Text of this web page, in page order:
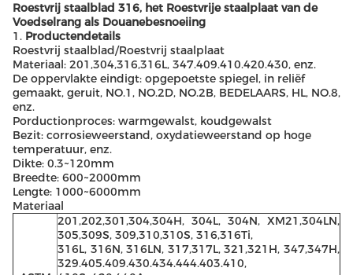
Roestvrij staalblad 316, het Roestvrije staalplaat van de
Voedselrang als Douanebesnoeiing
1. Productendetails
Roestvrij staalblad/Roestvrij staalplaat
Materiaal: 201,304,316,316L, 347.409.410.420.430, enz.
De oppervlakte eindigt: opgepoetste spiegel, in reliëf
gemaakt, geruit, NO.1, NO.2D, NO.2B, BEDELAARS, HL, NO.8,
enz.
Porductionproces: warmgewalst, koudgewalst
Bezit: corrosieweerstand, oxydatieweerstand op hoge
temperatuur, enz.
Dikte: 0.3~120mm
Breedte: 600~2000mm
Lengte: 1000~6000mm
Materiaal
201,202,301,304,304H, 304L, 304N, XM21,304LN,
305,309S, 309,310,310S, 316,316Ti,
316L, 316N, 316LN, 317,317L, 321,321H, 347,347H,
329.405.409.430.434.444.403.410,